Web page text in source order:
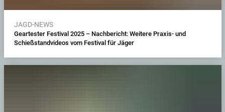
JAGD-NEWS
Geartester Festival 2025 – Nachbericht: Weitere Praxis- und
Schießstandvideos vom Festival für Jäger